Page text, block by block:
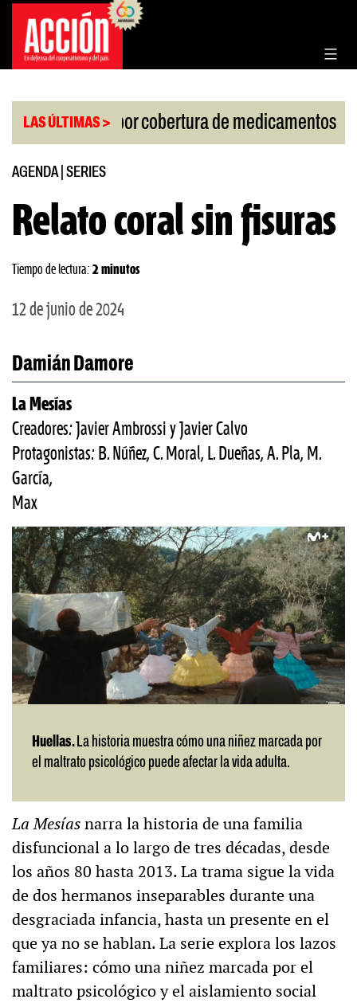
Saltar
contenido
LAS ÚLTIMAS >
la Corte por cobertura de medicamentos |
AGENDA| SERIES
Relato coral sin fisuras
Tiempo de lectura: 2 minutos
12 de junio de 2024
Damián Damore
La Mesías
Creadores: Javier Ambrossi y Javier Calvo
Protagonistas: B. Núñez, C. Moral, L. Dueñas, A. Pla, M.
García,
Max
Huellas. La historia muestra cómo una niñez marcada por
el maltrato psicológico puede afectar la vida adulta.
La Mesíasnarra la historia de una familia
disfuncional a lo largo de tres décadas, desde
los años 80 hasta 2013. La trama sigue la vida
de dos hermanos inseparables durante una
desgraciada infancia, hasta un presente en el
que ya no se hablan. La serie explora los lazos
familiares: cómo una niñez marcada por el
maltrato psicológico y el aislamiento social